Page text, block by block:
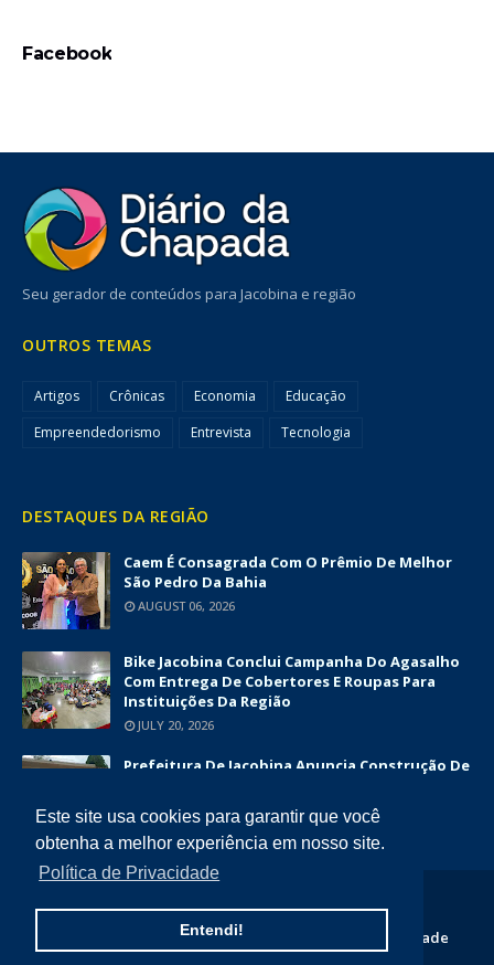
Este site usa cookies para garantir que você
obtenha a melhor experiência em nosso site.
Política de Privacidade
Entendi!
Facebook
Seu gerador de conteúdos para Jacobina e região
OUTROS TEMAS
Artigos Crônicas Economia
Educação
Empreendedorismo
Entrevista Tecnologia
DESTAQUES DA REGIÃO
Caem É Consagrada Com O Prêmio De Melhor
São Pedro Da Bahia
AUGUST 06, 2026
Bike Jacobina Conclui Campanha Do Agasalho
Com Entrega De Cobertores E Roupas Para
Instituições Da Região
JULY 20, 2026
Prefeitura De Jacobina Anuncia Construção De
Superior A R$ 1,7 Milhão
JUNE 12, 2026
Quem Somos Contato Politica de Privacidade